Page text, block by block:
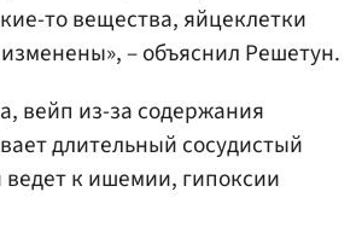
то вещества, яйцеклетки
– объяснил Решетун.
вейп из-за содержания
длительный сосудистый
к ишемии, гипоксии